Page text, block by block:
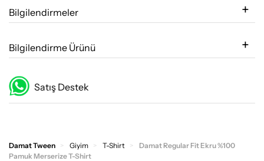
Bilgilendirmeler
Bilgilendirme Ürünü
Satış Destek
Damat Tween Giyim T-Shirt
Damat Regular Fit Ekru %100
Pamuk Merserize T-Shirt